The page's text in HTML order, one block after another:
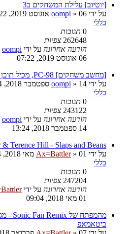
[יוטיוב] עלילת המשחקים ב3
על ידי
oompi » 06 אוגוסט 2019, 07:22
כללי
0 תגובות
262648 צפיות
הודעה אחרונה על ידי oompi
06 אוגוסט 2019, 07:22
[מחשב משחקים] PC-98, מכיל תוכן לגיל הבוגר!
על ידי
oompi » 14 ספטמבר 2018, 13:24
כללי
0 תגובות
243122 צפיות
הודעה אחרונה על ידי oompi
14 ספטמבר 2018, 13:24
& Terence Hill - Slaps and Beans
על ידי
Ax=Battler» 01 מאי 2018, 09:04
כללי
0 תגובות
247204 צפיות
הודעה אחרונה על ידי
01 מאי 2018, 09:04
ביטאמאפ